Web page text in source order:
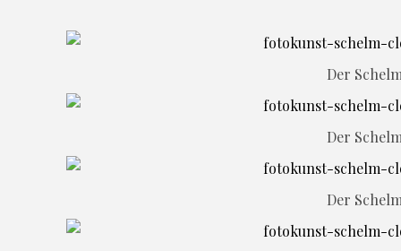
Der
Der
Der